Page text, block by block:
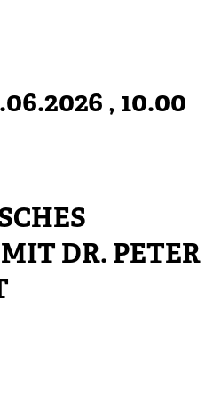
, 10.00
DR. PETER